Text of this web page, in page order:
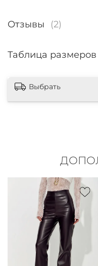
Отзывы (2)
Таблица размеров
Выбрать